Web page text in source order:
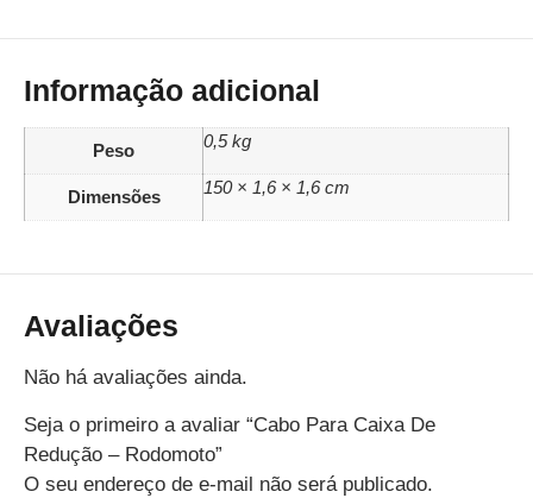
Informação adicional
Peso 0,5 kg
Dimensões 150 × 1,6 × 1,6 cm
Avaliações
Não há avaliações ainda.
Seja o primeiro a avaliar “Cabo Para Caixa De
Redução – Rodomoto”
O seu endereço de e-mail não será publicado.